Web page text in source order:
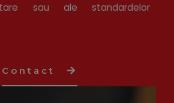
sau ale standardelor
Contact